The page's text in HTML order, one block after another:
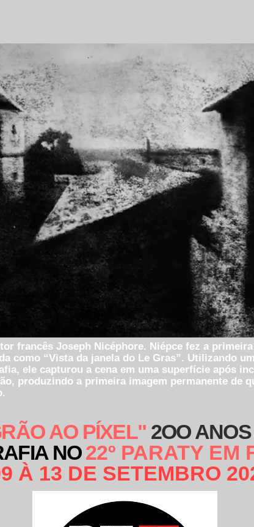
francês Joseph Nicéphore. Niépce fez a
como “Vista da janela do Le Gras”. Utilizando
ele capturou a cena em uma superfície após
produzindo a primeira imagem permanente de
AO PÍXEL" 2OO
NO22º PARATY EM
À 13 DE SETEMBRO